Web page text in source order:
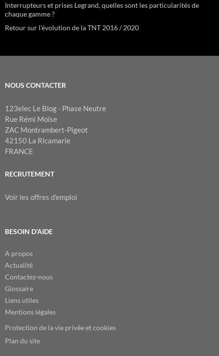
Interrupteurs et prises Legrand, quelles sont les particularités de
chaque gamme ?
Retour sur l’évolution de la TNT 2016 / 2020
NOUS CONTACTER
123elec Le Blog - Phase Neutre
Rue Rémi Moïse
ZAC Montrambert-Pigeot
42150 La Ricamarie
FRANCE
RECRUTEMENT
Voir les offres d'emploi
BESOIN D’AIDE
A propos
Actualité
Contactez-nous
Glossaire
Liens utiles
Mentions légales
Protection de la vie privée et cookies
Plan du site